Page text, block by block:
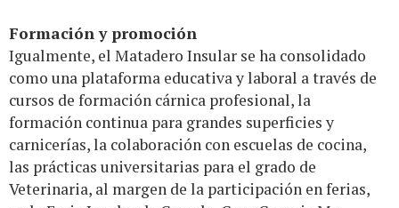
Formación y promoción
Igualmente, el Matadero Insular se ha consolidado
como una plataforma educativa y laboral a través de
cursos de formación cárnica profesional, la
formación continua para grandes superficies y
carnicerías, la colaboración con escuelas de cocina,
las prácticas universitarias para el grado de
Veterinaria, al margen de la participación en ferias,